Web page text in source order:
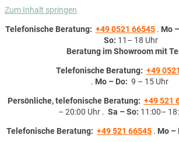
Zum Inhalt springen
Telefonische Beratung: +49 0521 66545. Mo
So: 11– 18 Uhr
Beratung im Showroom mit
Telefonische Beratung: +49
. Mo – Do: 9 – 15 Uhr
Persönliche, telefonische Beratung: +49 521
– 20:00 Uhr . Sa – So: 11:00–
Telefonische Beratung: +49 521 66545 . Mo –